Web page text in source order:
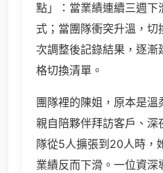
點」：當業績連續三週下
式；當團隊衝突升溫，切
次調整後記錄結果，逐漸
格切換清單。
團隊裡的陳姐，原本是
親自陪夥伴拜訪客戶、深
隊從5人擴張到20人時，
業績反而下滑。一位資深